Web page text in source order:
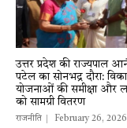
उत्तर प्रदेश की राज्यपाल
पटेल का सोनभद्र दौरा:
योजनाओं की समीक्षा और
को सामग्री वितरण
राजनीति February 26, 2026